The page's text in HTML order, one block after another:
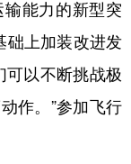
江苏
江西
能力的新型突
础上加装改进发
可以不断挑战极
作。”参加飞行